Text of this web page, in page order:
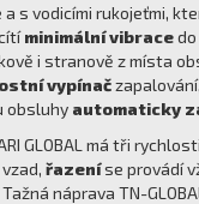
s vodicími rukojeťmi,
minimální vibracedo
i stranově z místa
vypínač
obsluhy automaticky
GLOBAL má tři
řazeníse provádí
Tažná náprava TN-